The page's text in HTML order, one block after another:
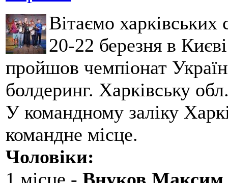
Вітаємо
20-22 березня в
пройшов чемпіонат
болдеринг. Харківську
У командному заліку
командне місце.
Чоловіки: